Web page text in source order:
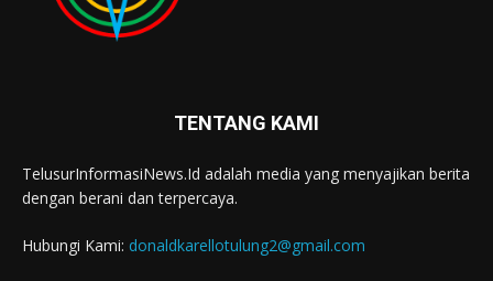
TENTANG KAMI
TelusurInformasiNews.Id adalah media yang menyajikan berita
dengan berani dan terpercaya.
Hubungi Kami: donaldkarellotulung2@gmail.com